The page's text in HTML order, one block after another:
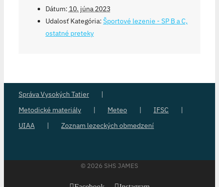
Dátum: 10. júna 2023
Udalosť Kategória: Športové lezenie - SP B a C,
ostatné preteky
Správa Vysokých Tatier
Metodické materiály
Meteo
IFSC
UIAA
Zoznam lezeckých obmedzení
© 2026 SHS JAMES